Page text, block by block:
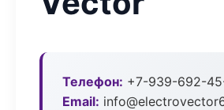
Телефон: +7-939-692-
Email: